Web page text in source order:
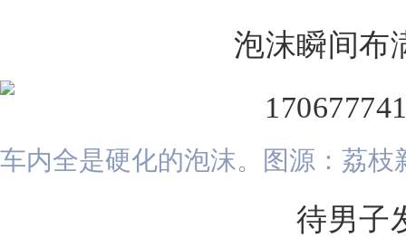
泡沫瞬间布
车内全是硬化的泡沫。图源：荔枝
待男子